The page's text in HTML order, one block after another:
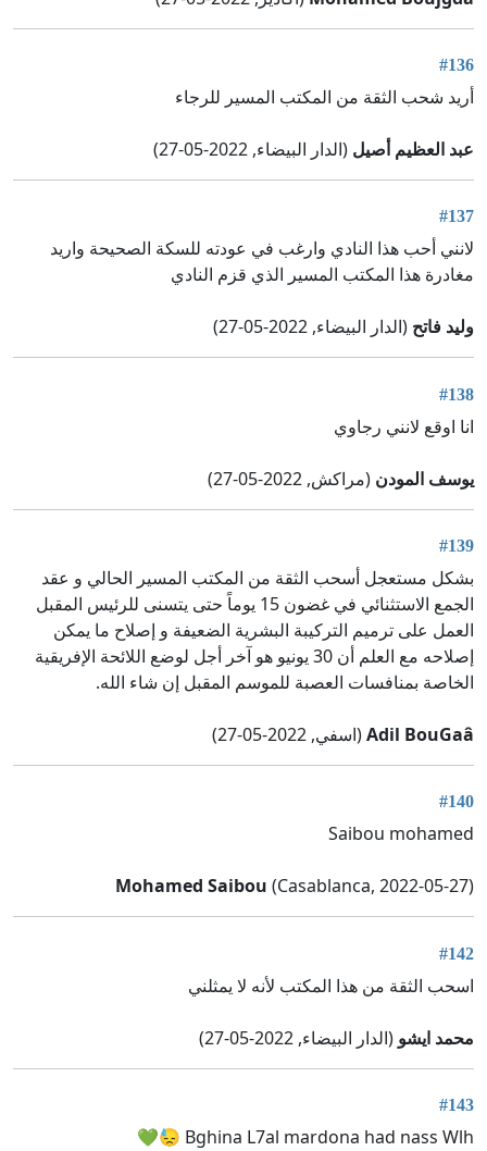
#136
أريد شحب الثقة من المكتب المسير للرجاء
عبد العظيم أصيل (الدار البيضاء, 2022-05-27)
#137
لانني أحب هذا النادي وارغب في عودته للسكة الصحيحة واريد
مغادرة هذا المكتب المسير الذي قزم النادي
وليد فاتح (الدار البيضاء, 2022-05-27)
#138
انا اوقع لانني رجاوي
يوسف المودن (مراكش, 2022-05-27)
#139
بشكل مستعجل أسحب الثقة من المكتب المسير الحالي و عقد
الجمع الاستثنائي في غضون 15 يوماً حتى يتسنى للرئيس المقبل
العمل على ترميم التركيبة البشرية الضعيفة و إصلاح ما يمكن
إصلاحه مع العلم أن 30 يونيو هو آخر أجل لوضع اللائحة الإفريقية
الخاصة بمنافسات العصبة للموسم المقبل إن شاء الله.
Adil BouGaâ(اسفي, 2022-05-27)
#140
Saibou mohamed
Mohamed Saibou (Casablanca, 2022-05-27)
#142
اسحب الثقة من هذا المكتب لأنه لا يمثلني
محمد ايشو (الدار البيضاء, 2022-05-27)
#143
Bghina L7al mardona had nass Wlh 😓💚